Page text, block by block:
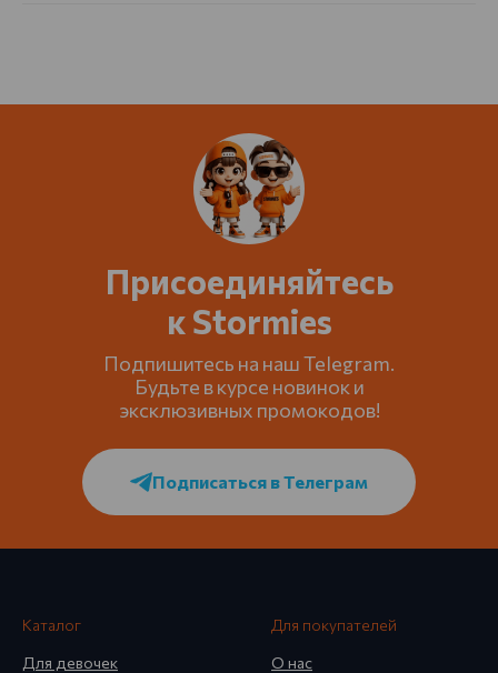
Подпишитесь на наш Telegram.
Будьте в курсе новинок и
эксклюзивных промокодов!
Присоединяйтесь
к Stormies
Подписаться в Телеграм
Каталог
Для девочек
Для покупателей
О нас